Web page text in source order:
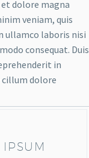
dolore magna
veniam, quis
ullamco laboris nisi
consequat. Duis
in
dolore
IPSUM